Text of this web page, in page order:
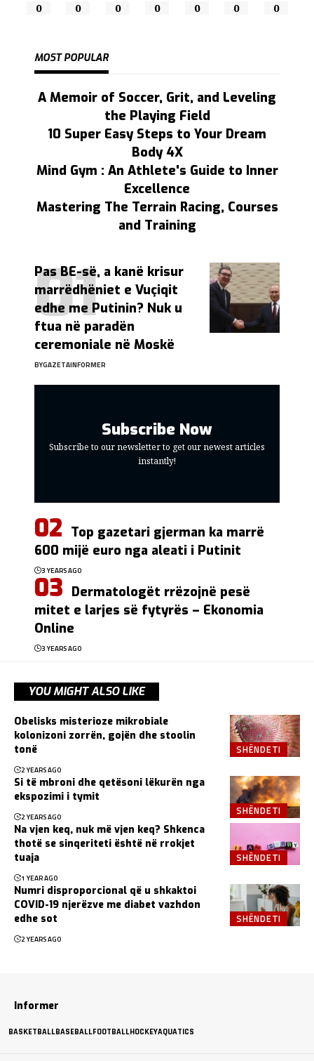
0 0 0 0 0 0 0
MOST POPULAR
A Memoir of Soccer, Grit, and Leveling
the Playing Field
10 Super Easy Steps to Your Dream
Body 4X
Mind Gym : An Athlete's Guide to Inner
Excellence
Mastering The Terrain Racing, Courses
and Training
Pas BE-së, a kanë krisur
marrëdhëniet e Vuçiqit
edhe me Putinin? Nuk u
ftua në paradën
ceremoniale në Moskë
BYGAZETAINFORMER
Subscribe Now
Subscribe to our newsletter to get our newest articles
instantly!
Top gazetari gjerman ka marrë
600 mijë euro nga aleati i Putinit
3 YEARS AGO
Dermatologët rrëzojnë pesë
mitet e larjes së fytyrës – Ekonomia
Online
3 YEARS AGO
YOU MIGHT ALSO LIKE
SHËNDETI
Obelisks misterioze mikrobiale
kolonizoni zorrën, gojën dhe stoolin
tonë
2 YEARS AGO
SHËNDETI
Si të mbroni dhe qetësoni lëkurën nga
ekspozimi i tymit
2 YEARS AGO
SHËNDETI
Na vjen keq, nuk më vjen keq? Shkenca
thotë se sinqeriteti është në rrokjet
tuaja
1 YEAR AGO
SHËNDETI
Numri disproporcional që u shkaktoi
COVID-19 njerëzve me diabet vazhdon
edhe sot
2 YEARS AGO
Informer
BASKETBALLBASEBALLFOOTBALLHOCKEYAQUATICS